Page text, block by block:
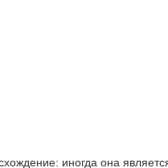
иногда она